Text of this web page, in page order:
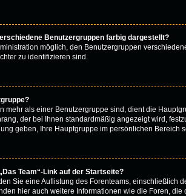
Benutzergruppen farbig dargestellt?
möglich, den Benutzergruppen
zu identifizieren sind.
mehr als einer Benutzergruppe sind, dient die
der bei Ihnen standardmäßig angezeigt wird,
geben, Ihre Hauptgruppe im persönlichen Bereich
Team“-Link auf der Startseite?
Sie eine Auflistung des Forenteams, einschließlich
hier auch weitere Informationen wie die Foren,